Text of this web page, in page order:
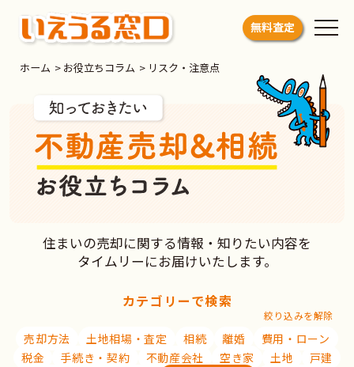
いえうる窓口
無料査定
ホーム > お役立ちコラム > リスク・注意点
住まいの売却に関する情報・知りたい内容を
タイムリーにお届けいたします。
カテゴリーで検索
絞り込みを解除
売却方法 土地相場・査定 相続 離婚
費用・ローン
税金
手続き・契約 不動産会社 空き家 土地
戸建